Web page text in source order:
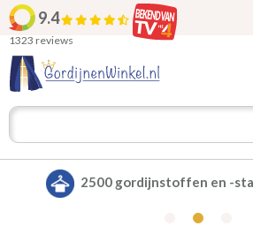
9.4
1323 reviews
2500 gordijnstoffen en -